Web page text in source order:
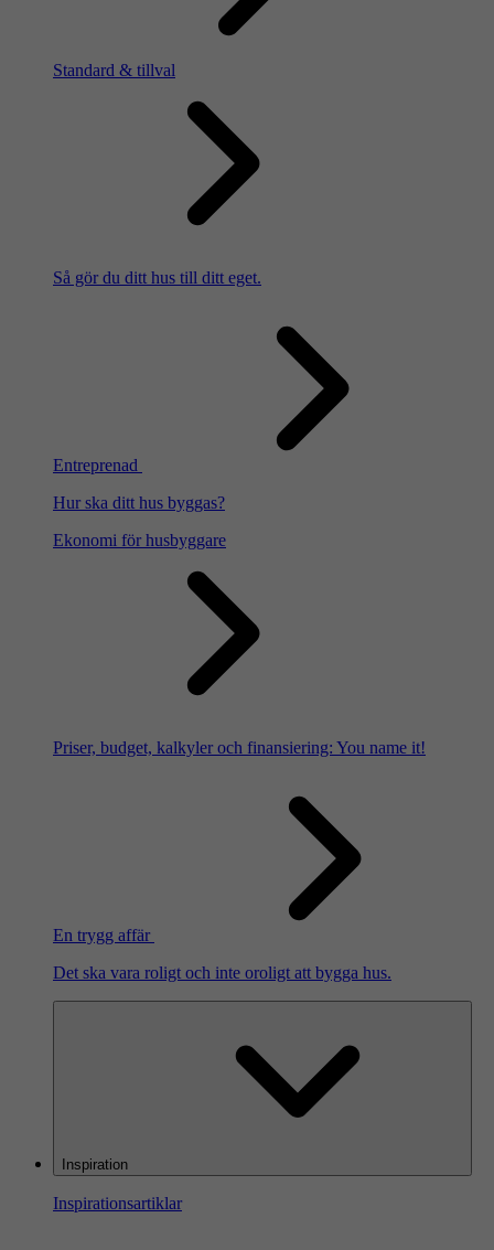
Standard & tillval
Så gör du ditt hus till ditt eget.
Entreprenad
Hur ska ditt hus byggas?
Ekonomi för husbyggare
Priser, budget, kalkyler och finansiering: You name it!
En trygg affär
Det ska vara roligt och inte oroligt att bygga hus.
Inspiration
Inspirationsartiklar